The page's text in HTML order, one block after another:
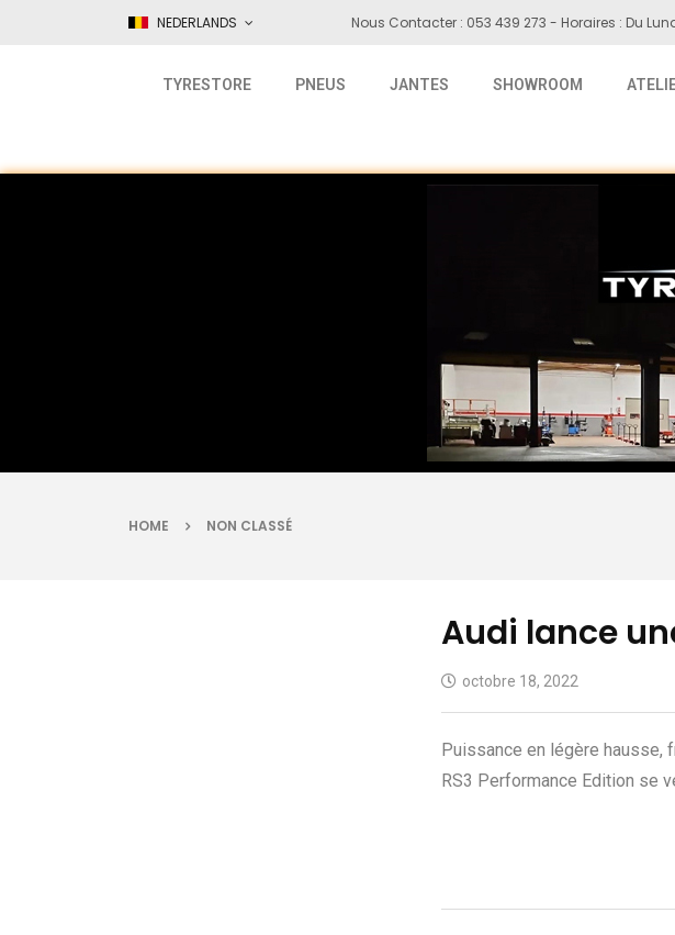
NEDERLANDS Nous Contacter : 053 439 273 - Horaires : Du
TYRESTORE PNEUS JANTES SHOWROOM
HOME NON CLASSÉ
Audi lance
octobre 18, 2022
Puissance en légère hausse,
RS3 Performance Edition se